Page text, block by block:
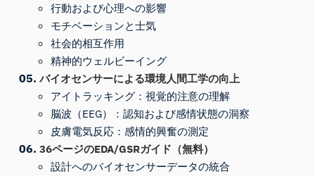
行動および心理への影響
モチベーションと士気
社会的相互作用
精神的ウェルビーイング
バイオセンサーによる環境人間工学の向上
アイトラッキング：視覚的注意の理解
脳波（EEG）：認知および感情状態の洞察
皮膚電気反応：感情的興奮の測定
36ページのEDA/GSRガイド（無料）
設計へのバイオセンサーデータの統合